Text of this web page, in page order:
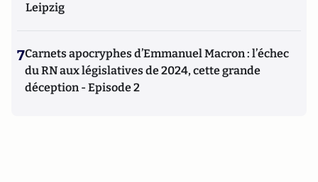
Leipzig
7Carnets apocryphes d’Emmanuel Macron : l’échec
du RN aux législatives de 2024, cette grande
déception - Episode 2